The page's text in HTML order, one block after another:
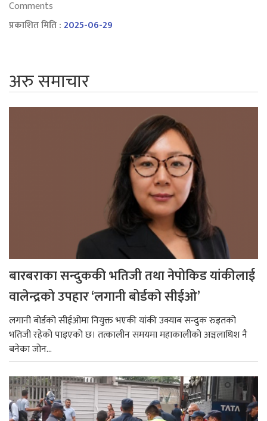
Comments
प्रकाशित मिति :2025-06-29
अरु समाचार
बारबराका सन्दुककी भतिजी तथा नेपोकिड यांकीलाई
वालेन्द्रको उपहार ‘लगानी बोर्डको सीईओ’
लगानी बोर्डको सीईओमा नियुक्त भएकी यांकी उक्याब सन्दुक रुइतको
भतिजी रहेको पाइएको छ। तत्कालीन समयमा महाकालीको अञ्चलाधिश नै
बनेका जोन...